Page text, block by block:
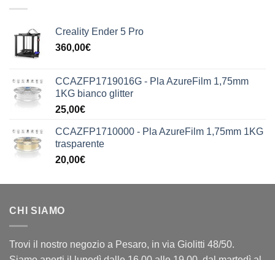
Creality Ender 5 Pro
360,00€
CCAZFP1719016G - Pla AzureFilm 1,75mm
1KG bianco glitter
25,00€
CCAZFP1710000 - Pla AzureFilm 1,75mm 1KG
trasparente
20,00€
CHI SIAMO
Trovi il nostro negozio a Pesaro, in via Giolitti 48/50.